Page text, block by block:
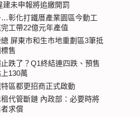
建未申報將追繳開罰
…彰化打鐵厝產業園區今動工
工帶22億元年產值
屏東市和生市地重劃區3筆抵
售
跌了？Q1終結連四跌、預售
130萬
區都更招商正式啟動
代管斷鏈 內政部：必要時將
求償